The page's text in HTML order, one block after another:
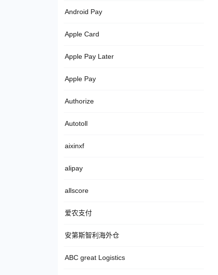
Android Pay
Apple Card
Apple Pay Later
Apple Pay
Authorize
Autotoll
aixinxf
alipay
allscore
爱农支付
安第斯智利海外仓
ABC great Logistics